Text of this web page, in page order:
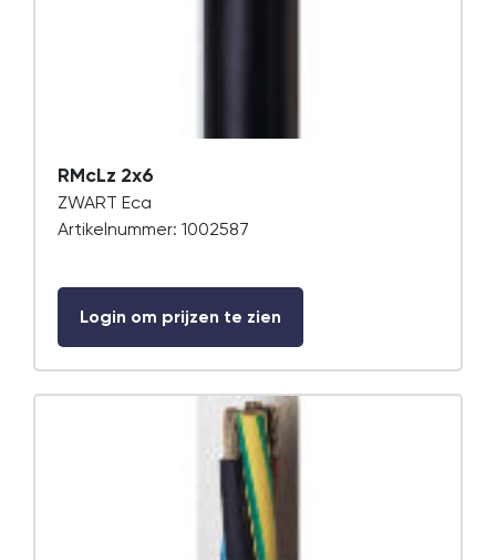
RMcLz 2x6
ZWART Eca
Artikelnummer: 1002587
Login om prijzen te zien